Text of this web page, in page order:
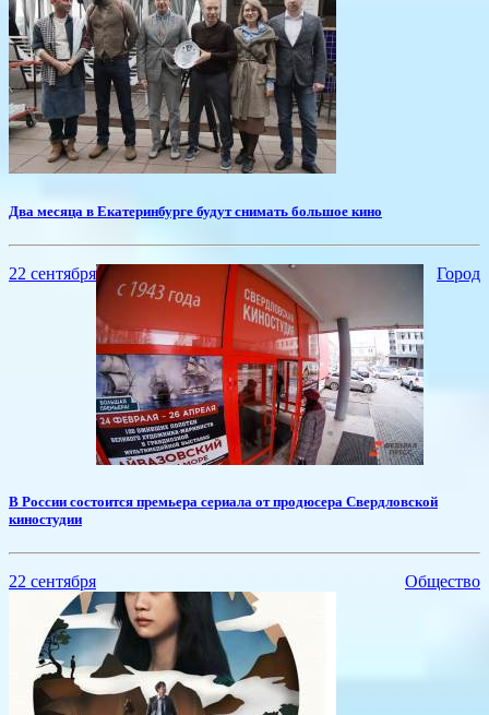
Два месяца в Екатеринбурге будут снимать большое кино
22 сентября Город
В России состоится премьера сериала от продюсера Свердловской
киностудии
22 сентября Общество